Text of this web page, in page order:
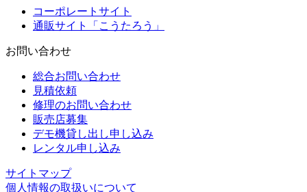
コーポレートサイト
通販サイト「こうたろう」
お問い合わせ
総合お問い合わせ
見積依頼
修理のお問い合わせ
販売店募集
デモ機貸し出し申し込み
レンタル申し込み
サイトマップ
個人情報の取扱いについて